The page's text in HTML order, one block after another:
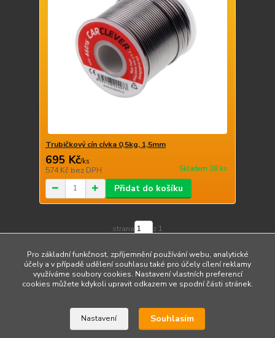
Trubičkový cín cívka 0,5kg, 1,5mm
695 Kč/ks
574 Kč bez DPH Skladem 38 ks
Přidat do košíku
strana z 1
Upravit sběr cookies.
Pro základní funkčnost, zpříjemnění používání webu, analytické
účely a v případě udělení souhlasu také pro účely cílení reklamy
využíváme soubory cookies. Nastavení vlastních preferencí
cookies můžete kdykoli upravit odkazem ve spodní části stránek.
Nastavení Souhlasím